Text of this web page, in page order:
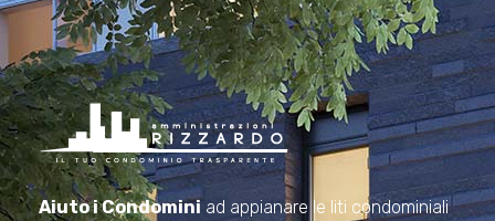
Amministrazioni Rizzardo
Il tuo condominio trasparente
Aiuto i Condominiad appianare le liti condominiali